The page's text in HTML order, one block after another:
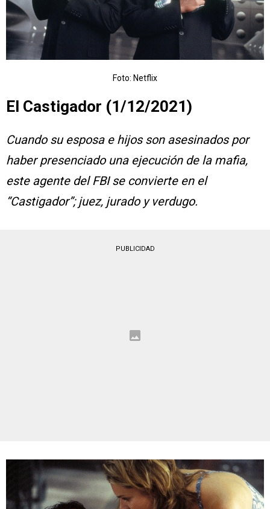
Foto: Netflix
El Castigador (1/12/2021)
Cuando su esposa e hijos son asesinados por
haber presenciado una ejecución de la mafia,
este agente del FBI se convierte en el
“Castigador”; juez, jurado y verdugo.
PUBLICIDAD